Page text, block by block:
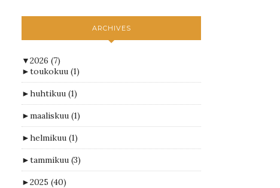
ARCHIVES
▼2026 (7)
►toukokuu (1)
►huhtikuu (1)
►maaliskuu (1)
►helmikuu (1)
►tammikuu (3)
►2025 (40)